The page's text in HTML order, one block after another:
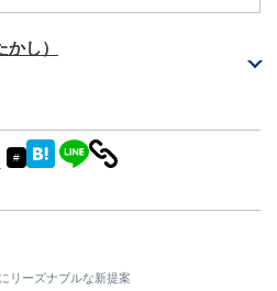
し）
#
リーズナブルな新提案